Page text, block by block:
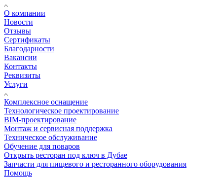
О компании
Новости
Отзывы
Сертификаты
Благодарности
Вакансии
Контакты
Реквизиты
Услуги
Комплексное оснащение
Технологическое проектирование
BIM-проектирование
Монтаж и сервисная поддержка
Техническое обслуживание
Обучение для поваров
Открыть ресторан под ключ в Дубае
Запчасти для пищевого и ресторанного оборудования
Помощь